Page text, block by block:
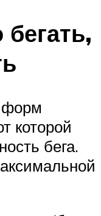
форм
которой
бега.